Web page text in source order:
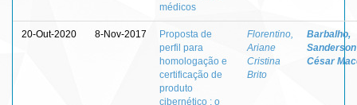
médicos
20-Out-2020 8-Nov-2017
Proposta de
perfil para
homologação e
certificação de
produto
cibernético : o
Florentino,
Ariane
Cristina
Brito
Barbalho,
Sanderson
César